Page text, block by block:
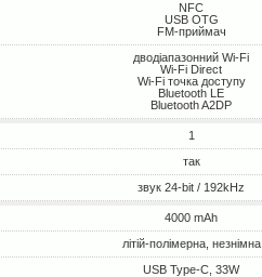
NFC
USB OTG
FM-приймач
дводіапазонний Wi-Fi
Wi-Fi Direct
Wi-Fi точка доступу
Bluetooth LE
Bluetooth A2DP
1
так
звук 24-bit / 192kHz
4000 mAh
літій-полімерна, незнімна
USB Type-C, 33W